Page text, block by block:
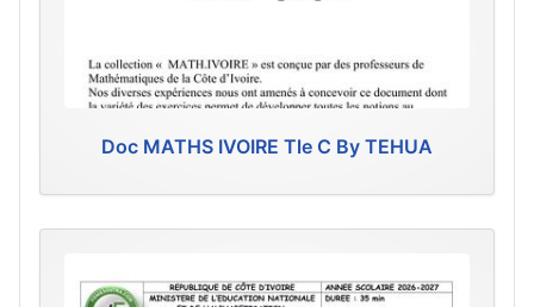
Doc MATHS IVOIRE Tle C By TEHUA